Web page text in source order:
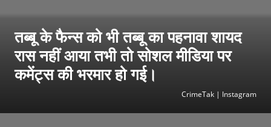
तब्बू के फैन्स को भी तब्बू का पहनावा शायद
रास नहीं आया तभी तो सोशल मीडिया पर
कमेंट्स की भरमार हो गई।
CrimeTak | Instagram